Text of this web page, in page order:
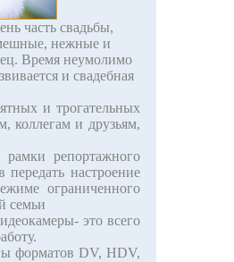
часть свадьбы,
нежные и
Время неумолимо
и свадебная
и трогательных
коллегам и друзьям,
репортажного
передать настроение
ограниченного
семьи
это всего
форматов DV, HDV,